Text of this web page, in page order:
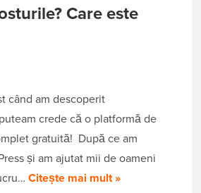
Care este
când am descoperit
crede că o platformă de
gratuită! După ce am
și am ajutat mii de oameni
Citește mai mult »